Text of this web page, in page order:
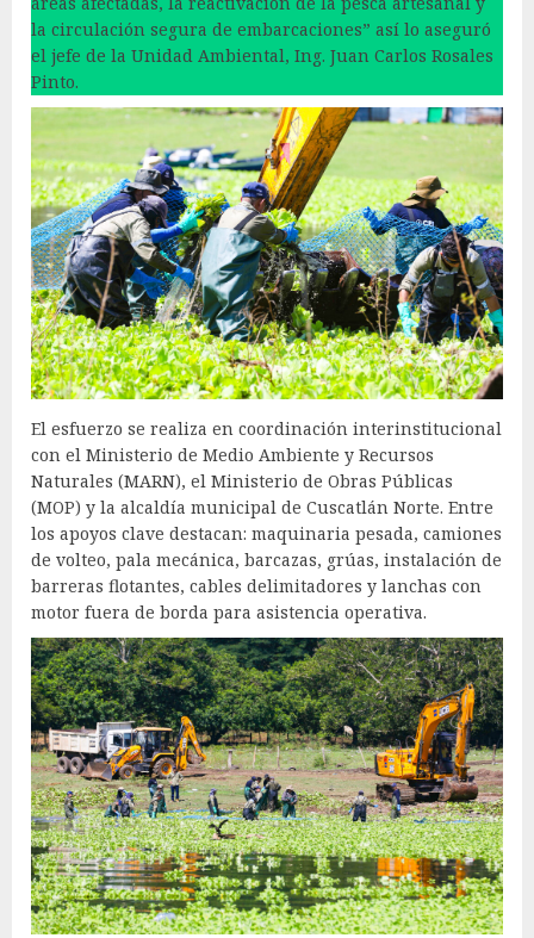
la circulación segura de embarcaciones” así lo aseguró
el jefe de la Unidad Ambiental, Ing. Juan Carlos Rosales
Pinto.
El esfuerzo se realiza en coordinación interinstitucional
con el Ministerio de Medio Ambiente y Recursos
Naturales (MARN), el Ministerio de Obras Públicas
(MOP) y la alcaldía municipal de Cuscatlán Norte. Entre
los apoyos clave destacan: maquinaria pesada, camiones
de volteo, pala mecánica, barcazas, grúas, instalación de
barreras flotantes, cables delimitadores y lanchas con
motor fuera de borda para asistencia operativa.